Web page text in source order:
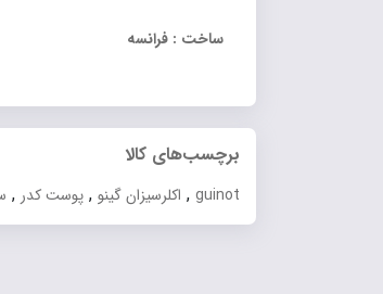
ساخت : فرانسه
برچسب‌های کالا
guinot
, اکلرسیزان گینو , پوست کدر ,